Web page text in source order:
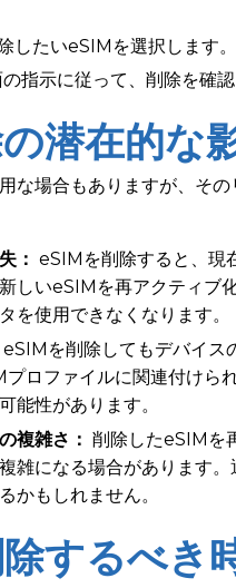
したいeSIMを選択します。
指示に従って、削除を確認
潜在的な
な場合もありますが、そ
： eSIMを削除すると、現
しいeSIMを再アクティブ
を使用できなくなります。
を削除してもデバイス
ロファイルに関連付けら
能性があります。
複雑さ： 削除したeSIMを
雑になる場合があります
かもしれません。
するべき